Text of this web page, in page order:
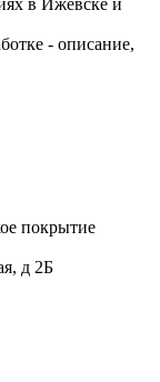
- описание,
покрытие
д 2Б